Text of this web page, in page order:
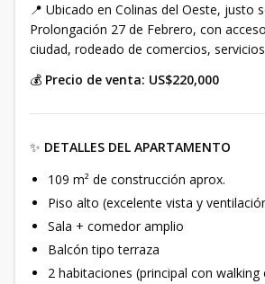
📍 Ubicado en Colinas del Oeste, justo
Prolongación 27 de Febrero, con
ciudad, rodeado de comercios,
💰 Precio de venta: US$220,000
✨ DETALLES DEL APARTAMENTO
109 m² de construcción aprox.
Piso alto (excelente vista y
Sala + comedor amplio
Balcón tipo terraza
2 habitaciones (principal con walking